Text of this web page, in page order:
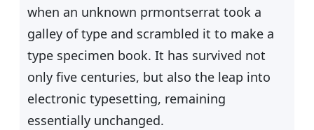
when an unknown prmontserrat took a
galley of type and scrambled it to make a
type specimen book. It has survived not
only five centuries, but also the leap into
electronic typesetting, remaining
essentially unchanged.